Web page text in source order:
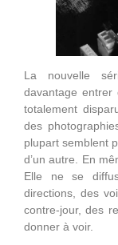
La nouvelle
davantage entrer
totalement
des
plupart semblent
d’un autre. En
Elle ne se
directions, des
contre-jour, des
donner à voir.